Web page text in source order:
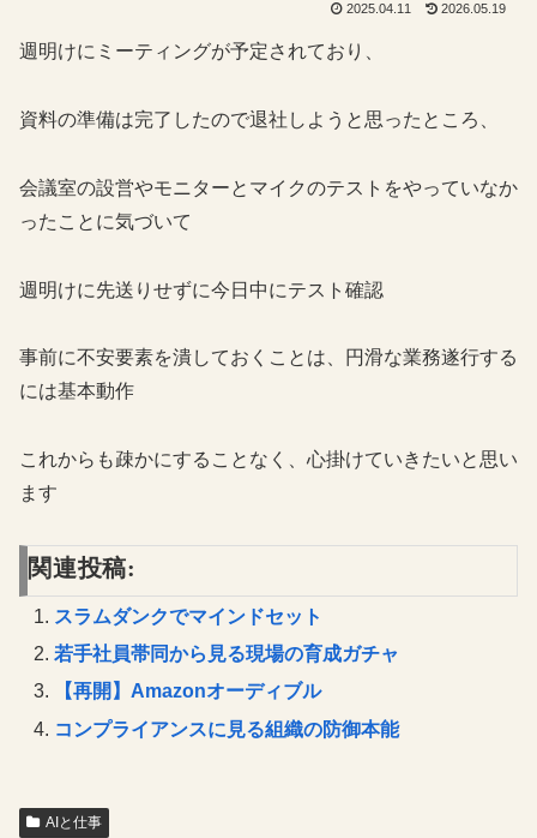
2025.04.11 2026.05.19
週明けにミーティングが予定されており、
資料の準備は完了したので退社しようと思ったところ、
会議室の設営やモニターとマイクのテストをやっていなか
ったことに気づいて
週明けに先送りせずに今日中にテスト確認
事前に不安要素を潰しておくことは、円滑な業務遂行する
には基本動作
これからも疎かにすることなく、心掛けていきたいと思い
ます
関連投稿:
スラムダンクでマインドセット
若手社員帯同から見る現場の育成ガチャ
【再開】Amazonオーディブル
コンプライアンスに見る組織の防御本能
AIと仕事